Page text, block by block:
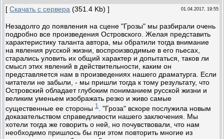
[ Скачать с сервера (351.4 Kb) ] 01.04.2017, 19:55
Незадолго до появления на сцене "Грозы" мы разбирали очень
подробно все произведения Островского. Желая представить
характеристику таланта автора, мы обратили тогда внимание
на явления русской жизни, воспроизводимые в его пьесах,
старались уловить их общий характер и допытаться, таков ли
смысл этих явлений в действительности, каким он
представляется нам в произведениях нашего драматурга. Если
читатели не забыли, - мы пришли тогда к тому результату, что
Островский обладает глубоким пониманием русской жизни и
великим уменьем изображать резко и живо самые
существенные ее стороны 1
. "Гроза" вскоре послужила новым
доказательством справедливости нашего заключения. Мы
хотели тогда же говорить о ней, но почувствовали, что нам
необходимо пришлось бы при этом повторить многие из